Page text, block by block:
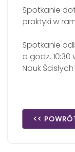
Spotkanie
praktyki w
Spotkanie
o godz. 10:30
Nauk
<<